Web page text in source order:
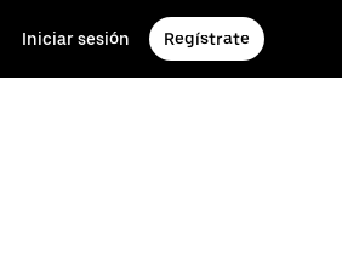
Iniciar sesión Regístrate